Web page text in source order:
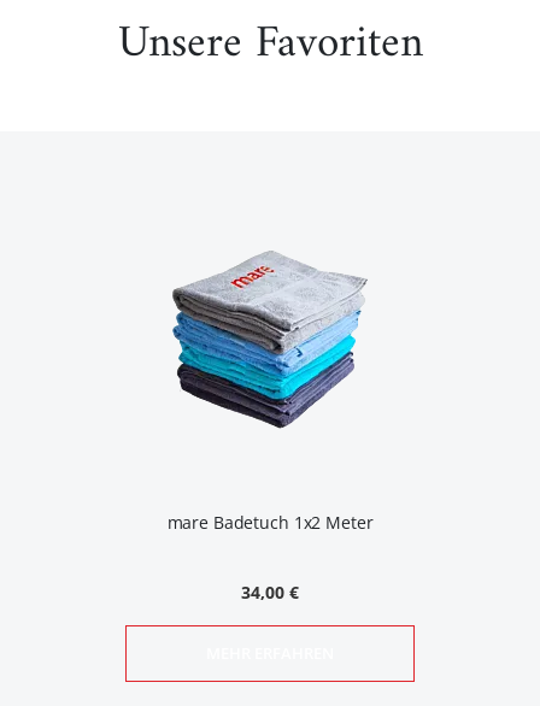
Unsere Favoriten
mare Badetuch 1x2 Meter
34,00 €